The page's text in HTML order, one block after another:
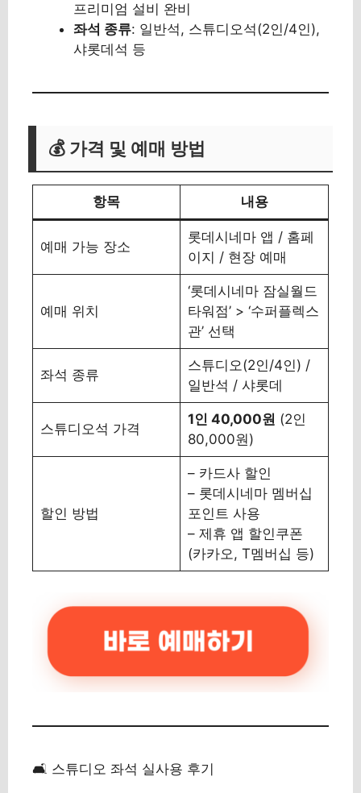
프리미엄 설비 완비
좌석 종류: 일반석, 스튜디오석(2인/4인),
샤롯데석 등
💰 가격 및 예매 방법
항목 내용
예매 가능 장소
롯데시네마 앱 / 홈페
이지 / 현장 예매
예매 위치
‘롯데시네마 잠실월드
타워점’ > ‘수퍼플렉스
관’ 선택
좌석 종류
스튜디오(2인/4인) /
일반석 / 샤롯데
스튜디오석 가격
1인 40,000원 (2인
80,000원)
할인 방법
– 카드사 할인
– 롯데시네마 멤버십
포인트 사용
– 제휴 앱 할인쿠폰
(카카오, T멤버십 등)
🛋 스튜디오 좌석 실사용 후기